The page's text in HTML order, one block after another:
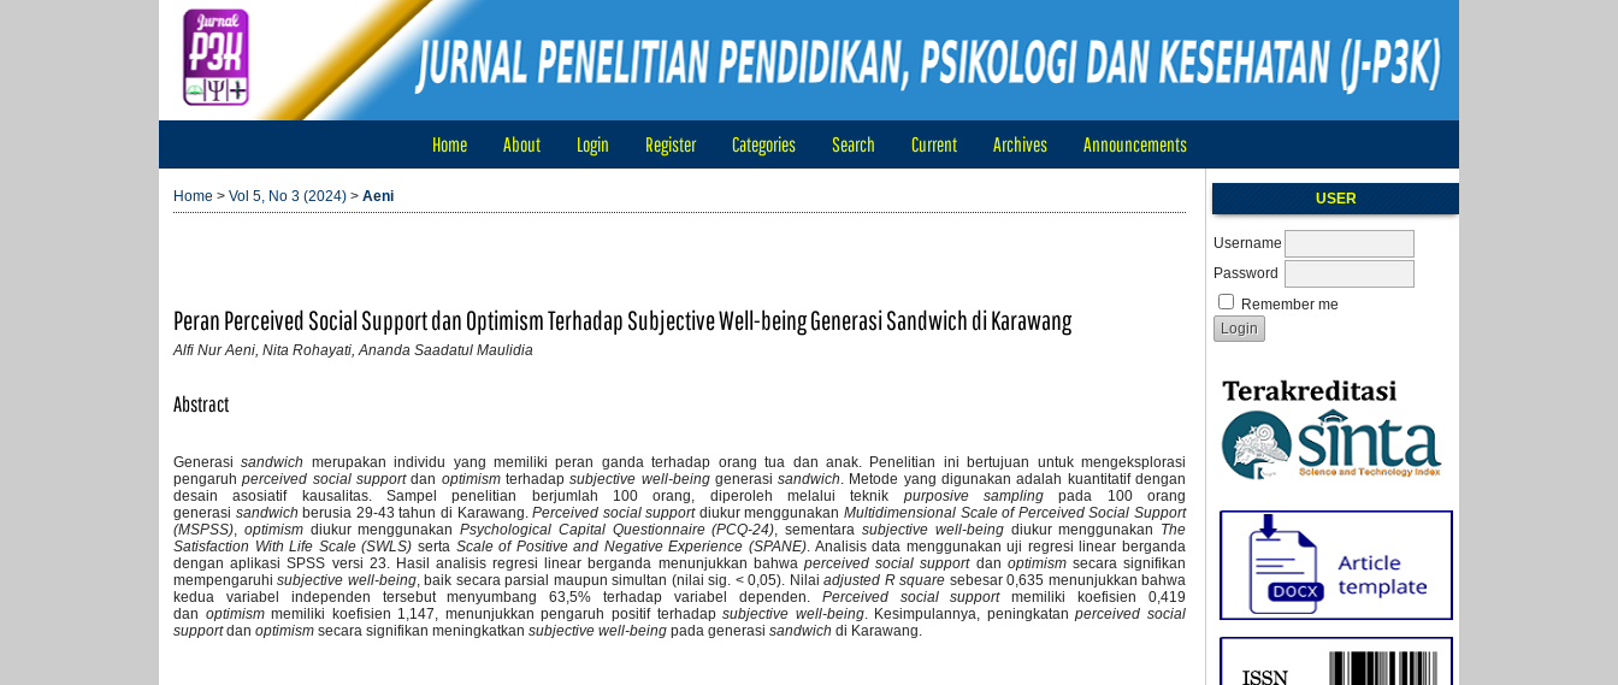
USER
Username
Password
Remember me
Home About Login Register Categories Search Current Archives Announcements
Home > Vol 5, No 3 (2024) > Aeni
Peran Perceived Social Support dan Optimism Terhadap Subjective Well-being Generasi Sandwich di Karawang
Alfi Nur Aeni, Nita Rohayati, Ananda Saadatul Maulidia
Abstract
Generasisandwich merupakan individu yang memiliki peran ganda terhadap orang tua dan anak. Penelitian ini bertujuan untuk mengeksplorasi
pengaruhperceived social supportdan optimismterhadapsubjective well-beinggenerasisandwich . Metode yang digunakan adalah kuantitatif dengan
desain asosiatif kausalitas. Sampel penelitian berjumlah 100 orang, diperoleh melalui teknik purposive sampling pada 100 orang
generasi sandwich berusia 29-43 tahun di Karawang.Perceived social supportdiukur menggunakanMultidimensional Scale of Perceived Social Support
(MSPSS)
optimismdiukur menggunakanPsychological Capital Questionnaire (PCQ-24) , sementara subjective well-beingdiukur menggunakan The
Satisfaction With Life Scale (SWLS) serta Scale of Positive and Negative Experience (SPANE). Analisis data menggunakan uji regresi linear berganda
dengan aplikasi SPSS versi 23. Hasil analisis regresi linear berganda menunjukkan bahwa perceived social supportdan optimismsecara signifikan
mempengaruhisubjective well-being, baik secara parsial maupun simultan (nilai sig. < 0,05). Nilaiadjusted R square sebesar 0,635 menunjukkan bahwa
kedua variabel independen tersebut menyumbang 63,5% terhadap variabel dependen. Perceived social supportmemiliki koefisien 0,419
dan optimismmemiliki koefisien 1,147, menunjukkan pengaruh positif terhadapsubjective well-being. Kesimpulannya, peningkatanperceived social
supportdan optimism secara signifikan meningkatkan subjective well-being pada generasi sandwich di Karawang.